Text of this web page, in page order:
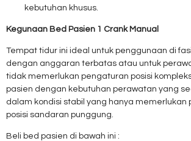
kebutuhan khusus.
Kegunaan Bed Pasien 1 Crank Manual
Tempat tidur ini ideal untuk penggunaan di
dengan anggaran terbatas atau untuk
tidak memerlukan pengaturan posisi
pasien dengan kebutuhan perawatan yang
dalam kondisi stabil yang hanya memerlukan
posisi sandaran punggung.
Beli bed pasien di bawah ini :